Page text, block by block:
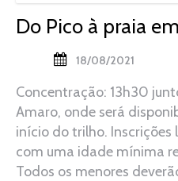
Do Pico à praia
18/08/2021
Concentração: 13h30
Amaro, onde será
início do trilho. Inscrições
com uma idade mínima
Todos os menores